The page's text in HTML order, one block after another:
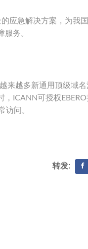
应急解决方案，为我
务。
来越多新通用顶级域名
ICANN可授权
访问。
转发: